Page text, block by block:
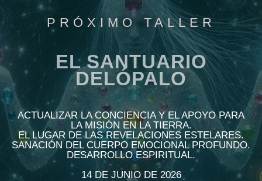
PRÓXIMO TALLER
EL SANTUARIO
DELÓPALO
ACTUALIZAR LA CONCIENCIA Y EL APOYO PARA
LA MISIÓN EN LA TIERRA.
EL LUGAR DE LAS REVELACIONES ESTELARES.
SANACIÓN DEL CUERPO EMOCIONAL PROFUNDO.
DESARROLLO ESPIRITUAL.
14 DE JUNIO DE 2026